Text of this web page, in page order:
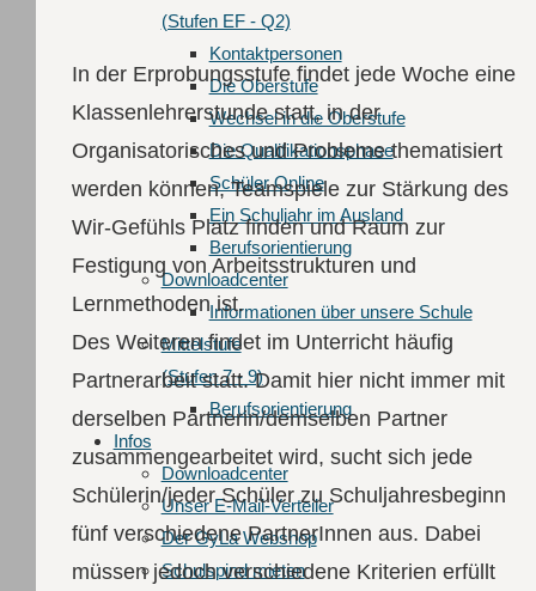
(Stufen EF - Q2)
Kontaktpersonen
Die Oberstufe
Wechsel in die Oberstufe
Die Qualifikationsphase
Schüler Online
Ein Schuljahr im Ausland
Berufsorientierung
Downloadcenter
Informationen über unsere Schule
Mittelstufe
(Stufen 7 - 9)
Berufsorientierung
Infos
Downloadcenter
Unser E-Mail-Verteiler
Der GyLa Webshop
Schulspind mieten
In der Erprobungsstufe findet jede Woche eine
Klassenlehrerstunde statt, in der
Organisatorisches und Probleme thematisiert
werden können, Teamspiele zur Stärkung des
Wir-Gefühls Platz finden und Raum zur
Festigung von Arbeitsstrukturen und
Lernmethoden ist.
Des Weiteren findet im Unterricht häufig
Partnerarbeit statt. Damit hier nicht immer mit
derselben Partnerin/demselben Partner
zusammengearbeitet wird, sucht sich jede
Schülerin/jeder Schüler zu Schuljahresbeginn
fünf verschiedene PartnerInnen aus. Dabei
müssen jedoch verschiedene Kriterien erfüllt